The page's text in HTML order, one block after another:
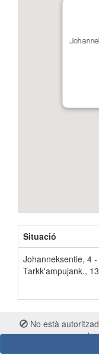
Situació
Johanneksentie, 4 -
Tarkk'ampujank., 13
No està
sense el